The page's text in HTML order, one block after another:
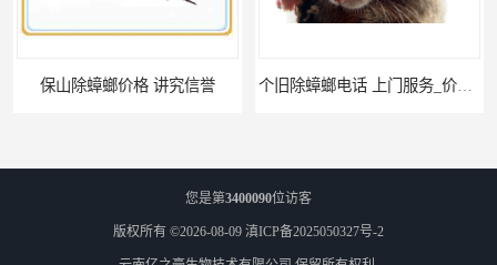
保山除蟑螂价格 讲究信誉
您是第3400090位访客
版权所有 ©2026-08-09 滇ICP备2025050327号-2